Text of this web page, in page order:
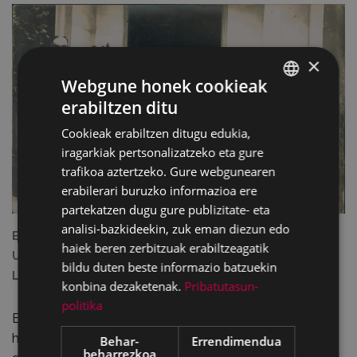
Eibarri “hiri” titulua eman zioteneko argazkia (Prieto,
Unamuno, Telleria alkatea, De los Toyos, Queipo de
Llano…) Argazkia: Eibarko Udal Artxiboa (Ojanguren)
Eibarko ikerlariak gaiaren inguruan egin duen erreseinan
hauxe jaso du: “Eibarko hiriak Historian zehar bizi izan
×
Webgune honek cookieak
erabiltzen ditu
Cookieak erabiltzen ditugu edukia,
iragarkiak pertsonalizatzeko eta gure
trafikoa aztertzeko. Gure webgunearen
erabilerari buruzko informazioa ere
partekatzen dugu gure publizitate- eta
analisi-bazkideekin, zuk eman diezun edo
haiek beren zerbitzuak erabiltzeagatik
bildu duten beste informazio batzuekin
konbina dezaketenak. Pribatutasun-
politika
Behar-
beharrezkoa
Errendimendua